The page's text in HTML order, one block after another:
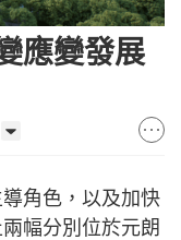
應變發展
角色，以及加快
幅分別位於元朗